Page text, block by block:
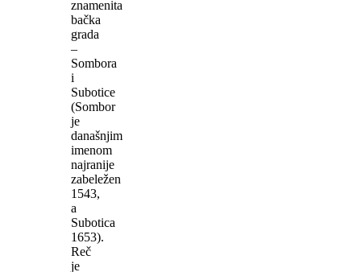
znamenita
bačka
grada
–
Sombora
i
Subotice
(Sombor
je
današnjim
imenom
najranije
zabeležen
1543,
a
Subotica
1653).
Reč
je